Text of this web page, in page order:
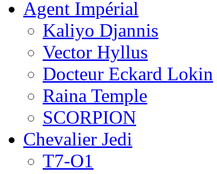
Agent Impérial
Kaliyo Djannis
Vector Hyllus
Docteur Eckard Lokin
Raina Temple
SCORPION
Chevalier Jedi
T7-O1